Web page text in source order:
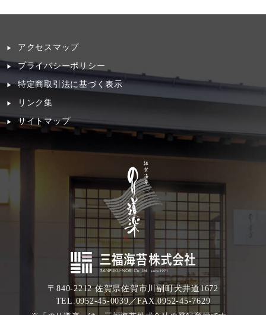
アクセスマップ
プライバシーポリシー
特定商取引法に基づく表示
リンク集
サイトマップ
〒840-2212 佐賀県佐賀市川副町犬井道1672
TEL.0952-45-0039／FAX.0952-45-7629